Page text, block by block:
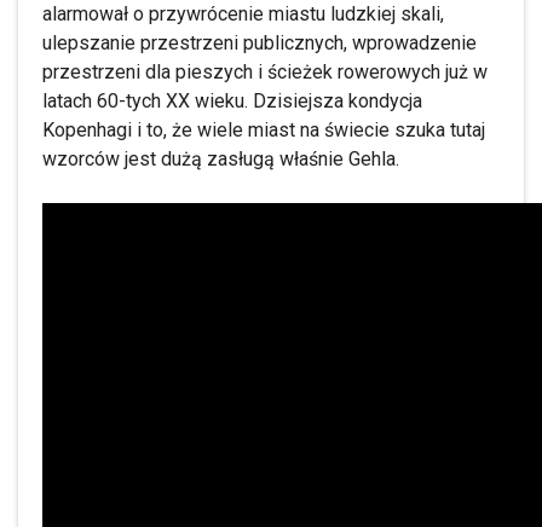
alarmował o przywrócenie miastu ludzkiej skali,
ulepszanie przestrzeni publicznych, wprowadzenie
przestrzeni dla pieszych i ścieżek rowerowych już w
latach 60-tych XX wieku. Dzisiejsza kondycja
Kopenhagi i to, że wiele miast na świecie szuka tutaj
wzorców jest dużą zasługą właśnie Gehla.